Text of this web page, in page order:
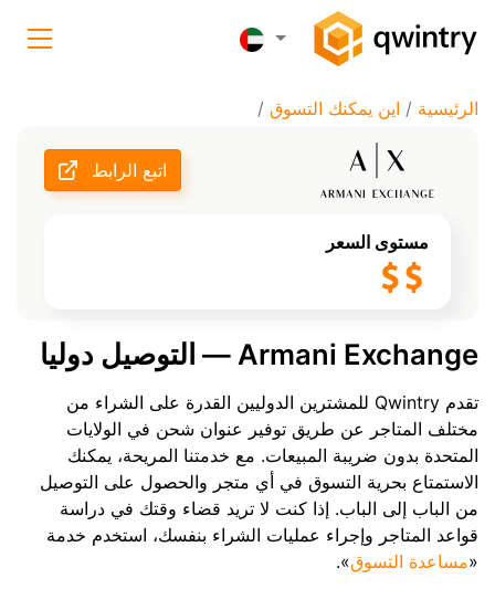
الرئيسية / اين يمكنك التسوق /
اتبع الرابط
مستوى السعر
Armani Exchange — التوصيل دوليا
تقدم Qwintry للمشترين الدوليين القدرة على الشراء من
مختلف المتاجر عن طريق توفير عنوان شحن في الولايات
المتحدة بدون ضريبة المبيعات. مع خدمتنا المريحة، يمكنك
الاستمتاع بحرية التسوق في أي متجر والحصول على التوصيل
من الباب إلى الباب. إذا كنت لا تريد قضاء وقتك في دراسة
قواعد المتاجر وإجراء عمليات الشراء بنفسك، استخدم خدمة
«مساعدة التسوق».